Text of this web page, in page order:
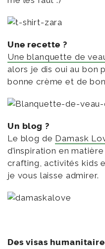
Une recette ?
Une blanquette de
alors je dis oui au bon
bonne crème et de
Un blog ?
Le blog de Damask
d’inspiration en
crafting, activités kids
je vous laisse admirer.
Des visas